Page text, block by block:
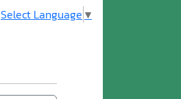
Select Language ▼